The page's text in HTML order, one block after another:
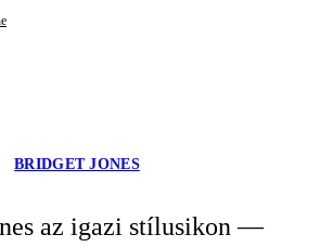
BRIDGET JONES
az igazi stílusikon —